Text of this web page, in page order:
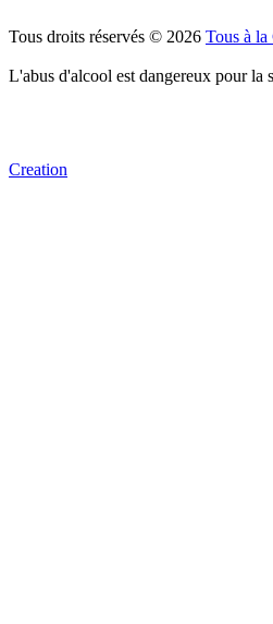
Tous droits réservés © 2026 Tous à la
L'abus d'alcool est dangereux pour la
Creation